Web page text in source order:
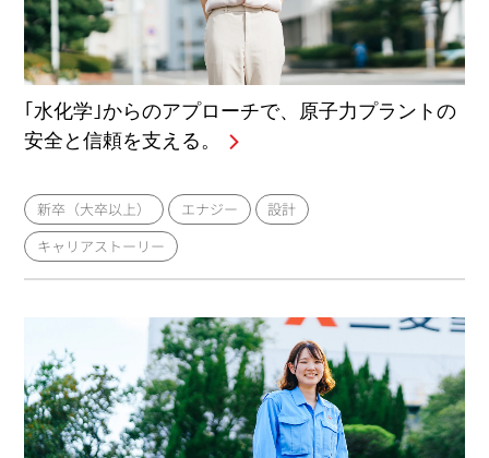
｢水化学｣からのアプローチで、原子力プラントの
安全と信頼を支える。
新卒（大卒以上） エナジー
設計
キャリアストーリー